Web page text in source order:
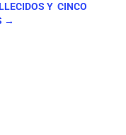
Y CINCO
→